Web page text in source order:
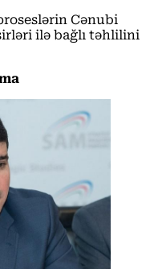
Cənubi
ilə bağlı təhlilini